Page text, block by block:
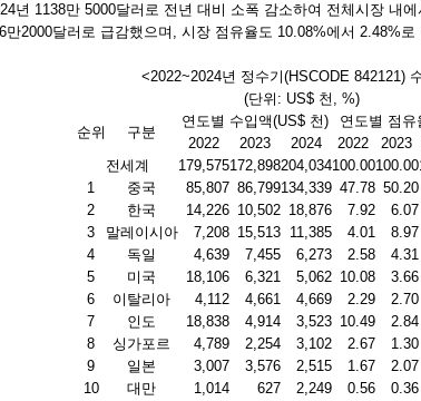
년 1138만 5000달러로 전년 대비 소폭 감소하여 전체시장
2000달러로 급감했으며, 시장 점유율도 10.08%에서 2.48%로
<2022~2024년 정수기(HSCODE 842121)
(단위: US$ 천, %)
순위
구분
연도별 수입액(US$ 천) 연도별 점유
2022 2023 2024 2022 2023
전세계
179,575172,898204,034100.00100.00
1
중국 85,807 86,799134,339 47.78 50.20
2
한국 14,226 10,502 18,876 7.92 6.07
3
말레이시아 7,208 15,513 11,385 4.01 8.97
4
독일 4,639 7,455 6,273 2.58 4.31
5
미국 18,106 6,321 5,062 10.08 3.66
6
이탈리아 4,112 4,661 4,669 2.29 2.70
7
인도 18,838 4,914 3,523 10.49 2.84
8
싱가포르 4,789 2,254 3,102 2.67 1.30
9
일본 3,007 3,576 2,515 1.67 2.07
10
대만 1,014 627 2,249 0.56 0.36